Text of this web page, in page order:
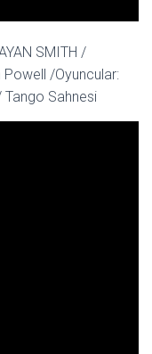
SMITH /
/Oyuncular:
Tango Sahnesi